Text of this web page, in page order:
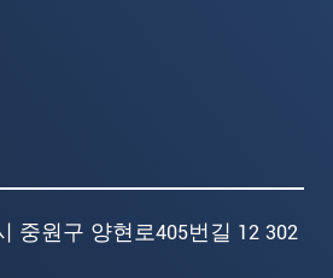
중원구 양현로405번길 12 302